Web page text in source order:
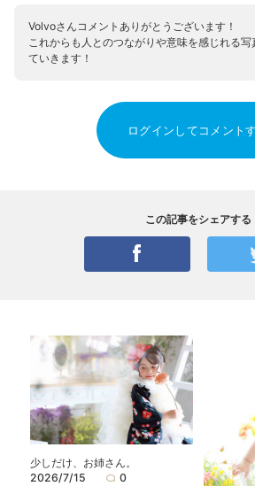
Volvoさんコメントありがとうございます！
これからも人とのつながりや意味を感じれる
ていきます！
ログインしてコメント
この記事をシェアする
少しだけ、お姉さん。
2026/7/15
0